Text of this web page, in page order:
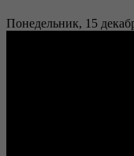
Понедельник, 15